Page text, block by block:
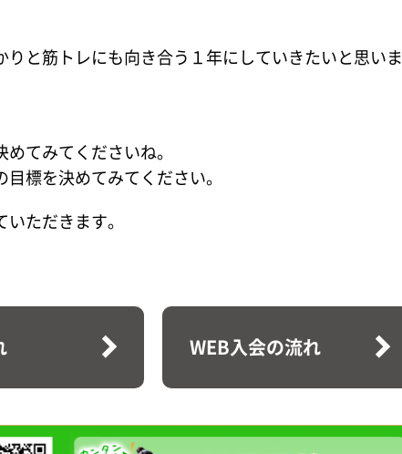
と筋トレにも向き合う１年にしていきたいと思いま
てみてくださいね。
標を決めてみてください。
ただきます。
WEB入会の流れ